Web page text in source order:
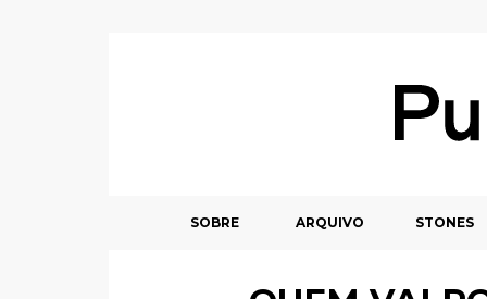
SOBRE ARQUIVO STONES